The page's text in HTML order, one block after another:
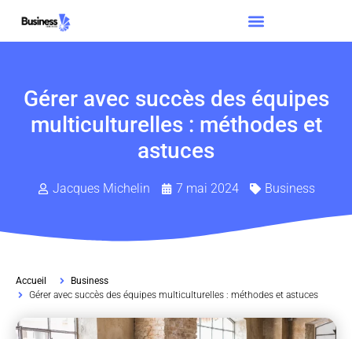
Gérer avec succès des équipes
multiculturelles : méthodes et
astuces
Jacques Michelin 7 mai 2024 Business
Accueil
Business
Gérer avec succès des équipes multiculturelles : méthodes et astuces